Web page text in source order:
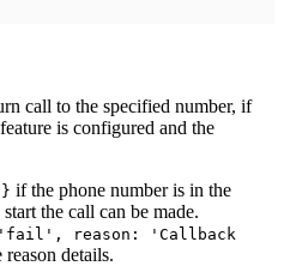
call to the specified number, if
is configured and the
if the phone number is in the
the call can be made.
reason: 'Callback
details.